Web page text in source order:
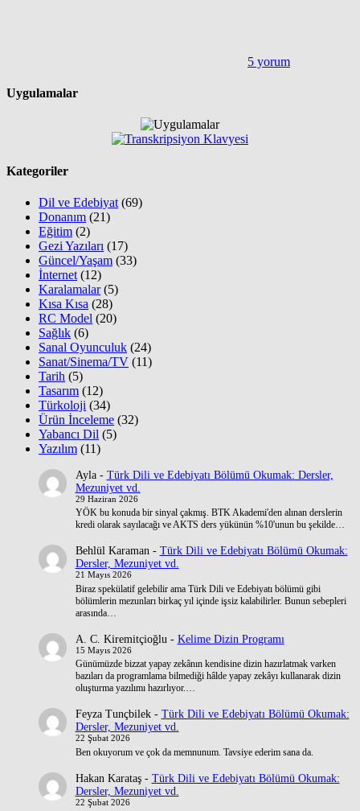
5 yorum
Uygulamalar
Kategoriler
Dil ve Edebiyat (69)
Donanım (21)
Eğitim (2)
Gezi Yazıları (17)
Güncel/Yaşam (33)
İnternet (12)
Karalamalar(5)
Kısa Kısa (28)
RC Model (20)
Sağlık (6)
Sanal Oyunculuk (24)
Sanat/Sinema/TV (11)
Tarih (5)
Tasarım (12)
Türkoloji (34)
Ürün İnceleme (32)
Yabancı Dil (5)
Yazılım (11)
Ayla- Türk Dili ve Edebiyatı Bölümü Okumak: Dersler,
Mezuniyet vd.
29 Haziran 2026
YÖK bu konuda bir sinyal çakmış. BTK Akademi'den alınan derslerin
kredi olarak sayılacağı ve AKTS ders yükünün %10'unun bu şekilde…
Behlül Karaman- Türk Dili ve Edebiyatı Bölümü Okumak:
Dersler, Mezuniyet vd.
21 Mayıs 2026
Biraz spekülatif gelebilir ama Türk Dili ve Edebiyatı bölümü gibi
bölümlerin mezunları birkaç yıl içinde işsiz kalabilirler. Bunun sebepleri
arasında…
A. C. Kiremitçioğlu - Kelime Dizin Programı
15 Mayıs 2026
Günümüzde bizzat yapay zekânın kendisine dizin hazırlatmak varken
bazıları da programlama bilmediği hâlde yapay zekâyı kullanarak dizin
oluşturma yazılımı hazırlıyor.…
Feyza Tunçbilek- Türk Dili ve Edebiyatı Bölümü Okumak:
Dersler, Mezuniyet vd.
22 Şubat 2026
Ben okuyorum ve çok da memnunum. Tavsiye ederim sana da.
Hakan Karataş- Türk Dili ve Edebiyatı Bölümü Okumak:
Dersler, Mezuniyet vd.
22 Şubat 2026